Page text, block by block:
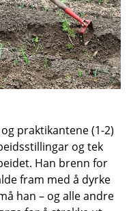
praktikantene (1-2)
og tek
Han brenn for
fram med å dyrke
han – og alle andre